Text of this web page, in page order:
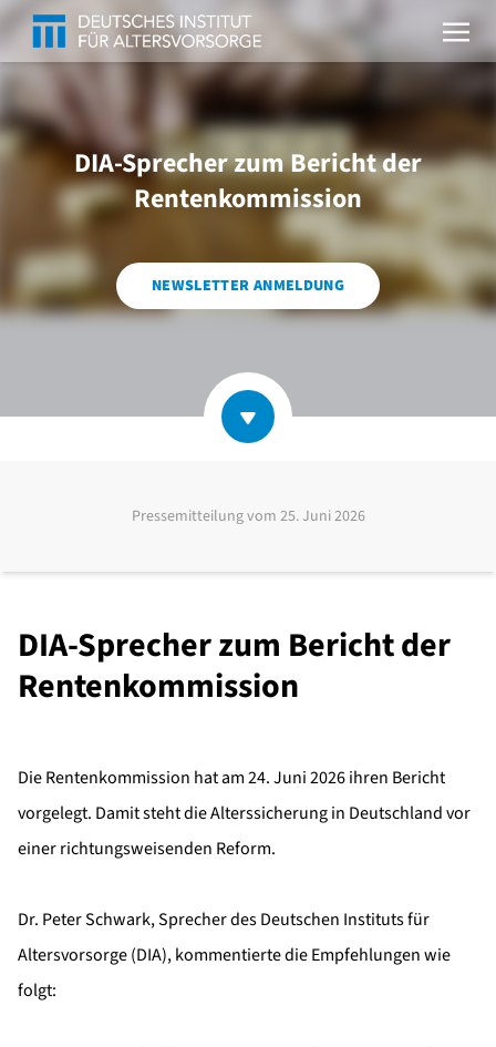
DIA-Sprecher zum Bericht der
Rentenkommission
NEWSLETTER ANMELDUNG
Pressemitteilung vom 25. Juni 2026
DIA-Sprecher zum Bericht der
Rentenkommission
Die Rentenkommission hat am 24. Juni 2026 ihren Bericht
vorgelegt. Damit steht die Alterssicherung in Deutschland vor
einer richtungsweisenden Reform.
Dr. Peter Schwark, Sprecher des Deutschen Instituts für
Altersvorsorge (DIA), kommentierte die Empfehlungen wie
folgt: